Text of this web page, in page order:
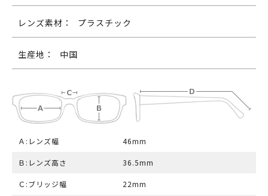
レンズ素材： プラスチック
生産地： 中国
Ａ:レンズ幅 46mm
Ｂ:レンズ高さ 36.5mm
Ｃ:ブリッジ幅 22mm